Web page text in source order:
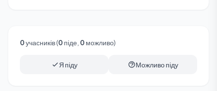
0учасників (0 піде, 0 можливо)
Я піду Можливо піду